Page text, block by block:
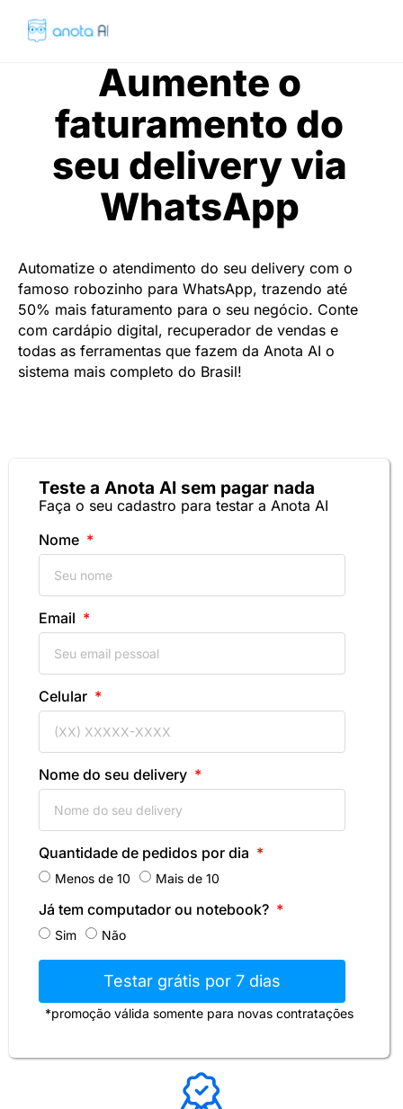
Aumente o
faturamento do
seu delivery via
WhatsApp
Automatize o atendimento do seu delivery com o
famoso robozinho para WhatsApp, trazendo até
50% mais faturamento para o seu negócio. Conte
com cardápio digital, recuperador de vendas e
todas as ferramentas que fazem da Anota AI o
sistema mais completo do Brasil!
Teste a Anota AI sem pagar nada
Faça o seu cadastro para testar a Anota AI
Nome
Email
Celular
Nome do seu delivery
Quantidade de pedidos por dia
Menos de 10 Mais de 10
Já tem computador ou notebook?
Sim Não
Testar grátis por 7 dias
*promoção válida somente para novas contratações